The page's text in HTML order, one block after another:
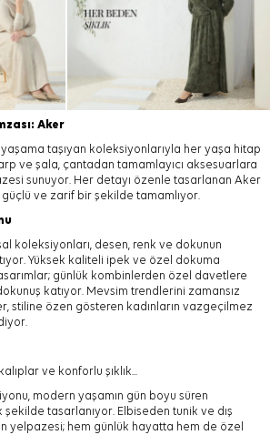
Aker
yaşama taşıyan koleksiyonlarıyla her yaşa hitap
ve şala, çantadan tamamlayıcı aksesuarlara
sunuyor. Her detayı özenle tasarlanan Aker
güçlü ve zarif bir şekilde tamamlıyor.
koleksiyonları, desen, renk ve dokunun
Yüksek kaliteli ipek ve özel dokuma
günlük kombinlerden özel davetlere
katıyor. Mevsim trendlerini zamansız
stiline özen gösteren kadınların vazgeçilmez
ve konforlu şıklık...
modern yaşamın gün boyu süren
tasarlanıyor. Elbiseden tunik ve dış
yelpazesi; hem günlük hayatta hem de özel